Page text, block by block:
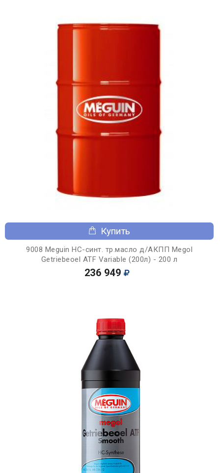
Купить
9008 Meguin НС-синт. тр.масло д/АКПП Megol
Getriebeoel ATF Variable (200л) - 200 л
236 949